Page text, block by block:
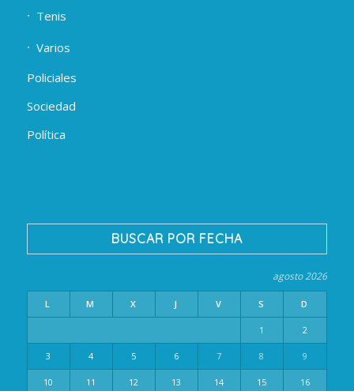
Tenis
Varios
Policiales
Sociedad
Política
BUSCAR POR FECHA
agosto 2026
L M X J V S D
1 2
3 4 5 6 7 8 9
10 11 12 13 14 15 16